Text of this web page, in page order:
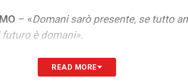
– «Domani sarò presente, se tutto
è domani».
Abbiamo tanto da vincere, quindi
Sappiamo le armi della Roma,
READ MORE